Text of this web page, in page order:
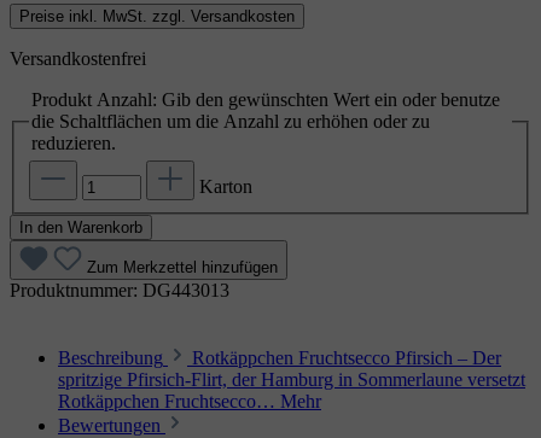
Preise inkl. MwSt. zzgl. Versandkosten
Versandkostenfrei
Produkt Anzahl: Gib den gewünschten Wert ein oder benutze
die Schaltflächen um die Anzahl zu erhöhen oder zu
reduzieren.
Karton
In den Warenkorb
Zum Merkzettel hinzufügen
Produktnummer: DG443013
Beschreibung
Rotkäppchen Fruchtsecco Pfirsich – Der
spritzige Pfirsich‑Flirt, der Hamburg in Sommerlaune versetzt
Rotkäppchen Fruchtsecco… Mehr
Bewertungen